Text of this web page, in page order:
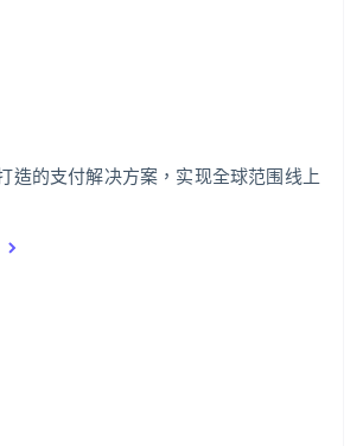
造的支付解决方案，实现全球范围线上